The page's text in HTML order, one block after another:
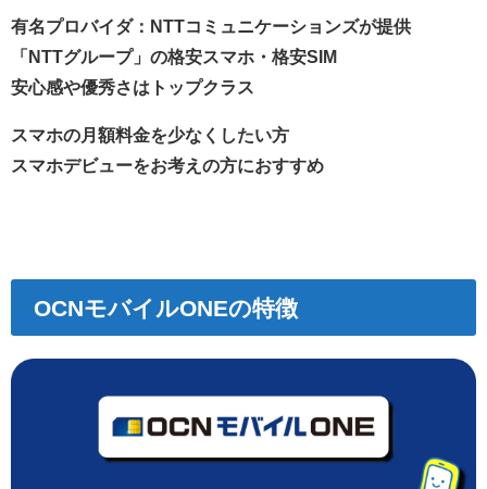
有名プロバイダ：NTTコミュニケーションズが提供
「NTTグループ」の格安スマホ・格安SIM
安心感や優秀さはトップクラス
スマホの月額料金を少なくしたい方
スマホデビューをお考えの方におすすめ
OCNモバイルONEの特徴